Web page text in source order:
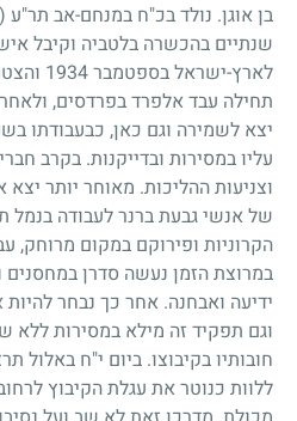
בן אוגן. נולד בכ"ח במנחם-אב תר"ע (2.9.1910)
שנתיים בהכשרה בלטביה וקיבל
לארץ-ישראל בספטמבר1934
תחילה עבד אלפרד בפרדסים,
יצא לשמירה וגם כאן, כבעבודתו
עליו במסירות ובדייקנות. בקרב
וצניעות ההליכות. מאוחר יותר
של אנשי גבעת ברנר לעבודה בנמל
הקרוניות ופירוקם במקום מרוחק,
במרוצת הזמן נעשה סדרן
ידיעה ואבחנה. אחר כך נבחר להיות
וגם תפקיד זה מילא במסירות ללא
חובותיו בקיבוצו. ביום י"ח באלול
ללוות כנוטר את עגלת הקיבוץ